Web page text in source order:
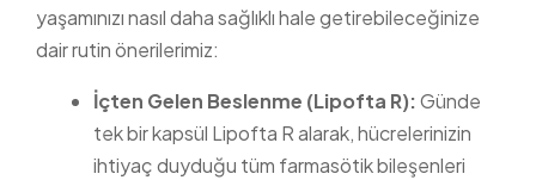
yaşamınızı nasıl daha sağlıklı hale getirebileceğinize
dair rutin önerilerimiz:
İçten Gelen Beslenme (Lipofta R):Günde
tek bir kapsül Lipofta R alarak, hücrelerinizin
ihtiyaç duyduğu tüm farmasötik bileşenleri